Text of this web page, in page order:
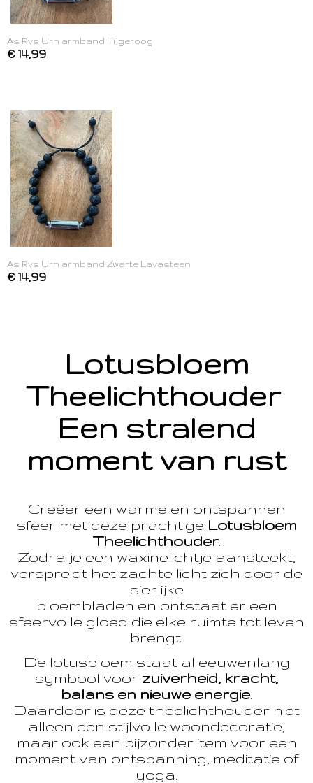
As Rvs Urn armband Tijgeroog
€ 14,99
As Rvs Urn armband Zwarte Lavasteen
€ 14,99
Lotusbloem
Theelichthouder
Een stralend
moment van rust
Creëer een warme en ontspannen
sfeer met deze prachtige Lotusbloem
Theelichthouder.
Zodra je een waxinelichtje aansteekt,
verspreidt het zachte licht zich door de
sierlijke
bloembladen en ontstaat er een
sfeervolle gloed die elke ruimte tot leven
brengt.
De lotusbloem staat al eeuwenlang
symbool voor zuiverheid, kracht,
balans en nieuwe energie
Daardoor is deze theelichthouder niet
alleen een stijlvolle woondecoratie,
maar ook een bijzonder item voor een
moment van ontspanning, meditatie of
yoga.